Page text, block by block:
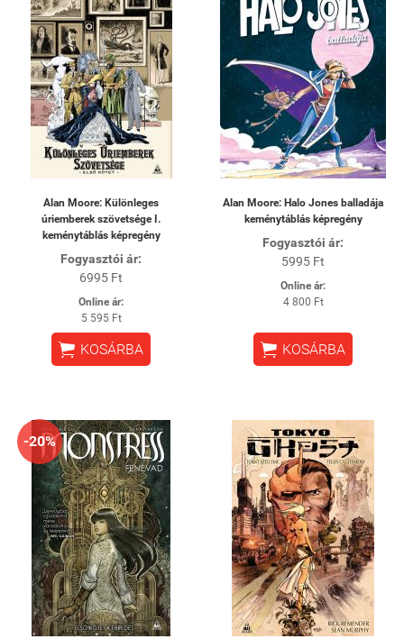
Alan Moore: Különleges
úriemberek szövetsége I.
keménytáblás képregény
Fogyasztói ár:
6995 Ft
Online ár:
5 595 Ft
 KOSÁRBA
Alan Moore: Halo Jones balladája
keménytáblás képregény
Fogyasztói ár:
5995 Ft
Online ár:
4 800 Ft
 KOSÁRBA
-20%